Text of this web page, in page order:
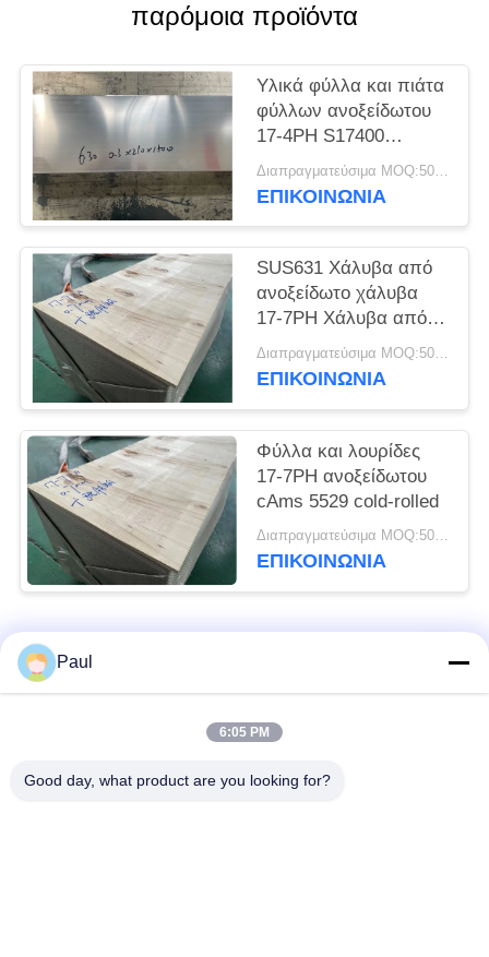
PRIVACY
POLICY
παρόμοια προϊόντα
Υλικά φύλλα και πιάτα
φύλλων ανοξείδωτου
17-4PH S17400
SUS630
Διαπραγματεύσιμα MOQ:500 κλ
ΕΠΙΚΟΙΝΩΝΊΑ
SUS631 Χάλυβα από
ανοξείδωτο χάλυβα
17-7PH Χάλυβα από
ανοξείδωτο χάλυβα
Διαπραγματεύσιμα MOQ:500 κλ
ΕΠΙΚΟΙΝΩΝΊΑ
Φύλλα και λουρίδες
17-7PH ανοξείδωτου
cAms 5529 cold-rolled
Διαπραγματεύσιμα MOQ:500 ΚΛ
ΕΠΙΚΟΙΝΩΝΊΑ
Λαϊκή κατηγορία
Σκληραίνοντας
Paul
6:05 PM
Good day, what product are you looking for?